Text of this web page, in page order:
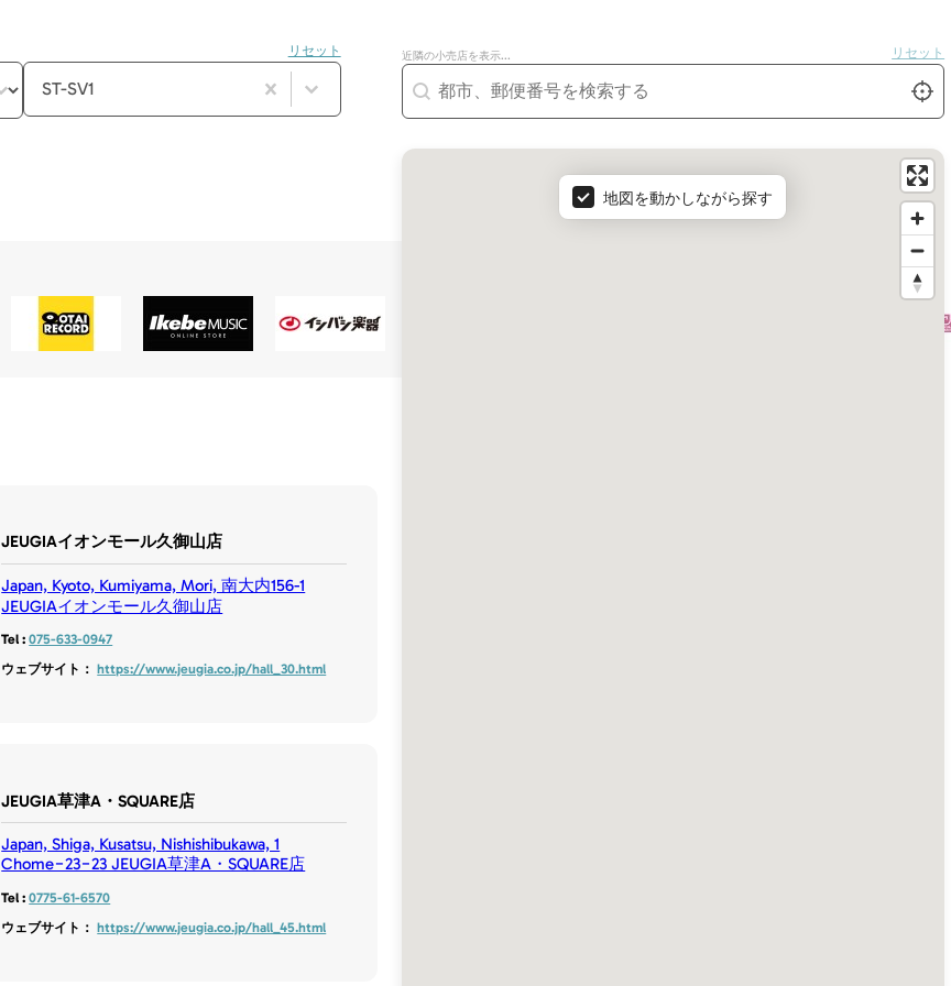
リセット
product_filter_accessories（プロダクト・フィルター・アクセサリー
コンテンツを選択
ST-SV1
コンテンツを選択
近隣の小売店を表示... リセット
ジオロク
Géolocalisation 私を探
JEUGIAイオンモール久御山店
Japan, Kyoto, Kumiyama, Mori, 南大内156-1
JEUGIAイオンモール久御山店
Tel :075-633-0947
ウェブサイト：https://www.jeugia.co.jp/hall_30.html
JEUGIA草津A・SQUARE店
Japan, Shiga, Kusatsu, Nishishibukawa, 1
Chome−23−23 JEUGIA草津A・SQUARE店
Tel :0775-61-6570
ウェブサイト：https://www.jeugia.co.jp/hall_45.html
地図
地図を動かしながら探す